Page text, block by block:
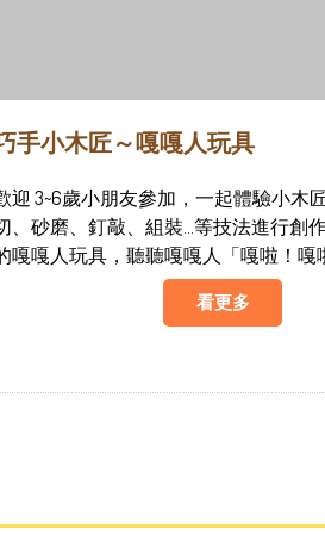
手小木匠～嘎嘎人玩具
參加，一起體驗小木匠樂趣。透過鋸
、砂磨、釘敲、組裝…等技法進行創
嘎嘎人玩具，聽聽嘎嘎人「嘎啦！嘎
看更多